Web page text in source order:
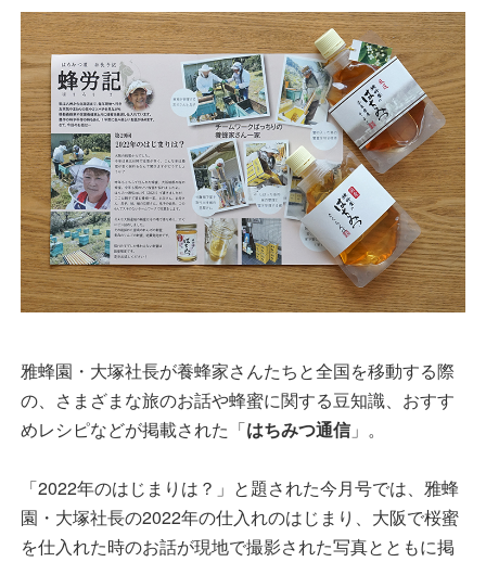
雅蜂園・大塚社長が養蜂家さんたちと全国を移動する際
の、さまざまな旅のお話や蜂蜜に関する豆知識、おすす
めレシピなどが掲載された「はちみつ通信」。
「2022年のはじまりは？」と題された今月号では、雅蜂
園・大塚社長の2022年の仕入れのはじまり、大阪で桜蜜
を仕入れた時のお話が現地で撮影された写真とともに掲